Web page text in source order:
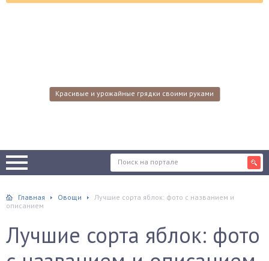
Красивые и урожайные грядки своими руками
Главная Овощи
Лучшие сорта яблок: фото с названием и
описанием
Лучшие сорта яблок: фото